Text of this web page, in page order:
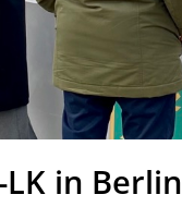
LK in Berlin